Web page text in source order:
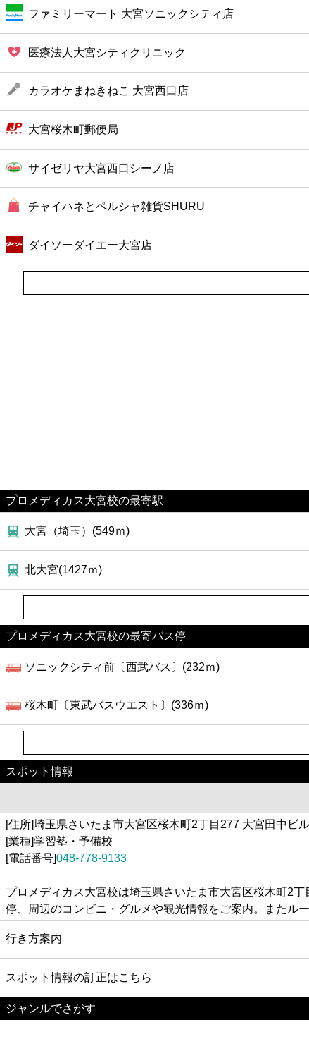
ホテル
ファミリーマート 大宮ソニックシティ店
医療法人大宮シティクリニック
カラオケまねきねこ 大宮西口店
大宮桜木町郵便局
サイゼリヤ大宮西口シーノ店
チャイハネとペルシャ雑貨SHURU
ダイソーダイエー大宮店
プロメディカス大宮校の最寄駅
大宮（埼玉）(549ｍ)
北大宮(1427ｍ)
プロメディカス大宮校の最寄バス停
ソニックシティ前〔西武バス〕(232ｍ)
桜木町〔東武バスウエスト〕(336ｍ)
スポット情報
[住所]埼玉県さいたま市大宮区桜木町2丁目277 大宮田中ビ
[業種]学習塾・予備校
[電話番号]048-778-9133
プロメディカス大宮校は埼玉県さいたま市大宮区桜木町2
停、周辺のコンビニ・グルメや観光情報をご案内。またル
行き方案内
スポット情報の訂正はこちら
ジャンルでさがす